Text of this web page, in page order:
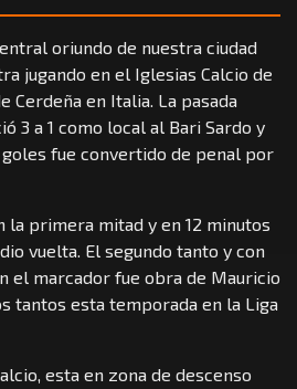
oriundo de nuestra ciudad
jugando en el Iglesias Calcio de
Cerdeña en Italia. La pasada
3 a 1 como local al Bari Sardo y
goles fue convertido de penal por
la primera mitad y en 12 minutos
vuelta. El segundo tanto y con
el marcador fue obra de Mauricio
tantos esta temporada en la Liga
esta en zona de descenso